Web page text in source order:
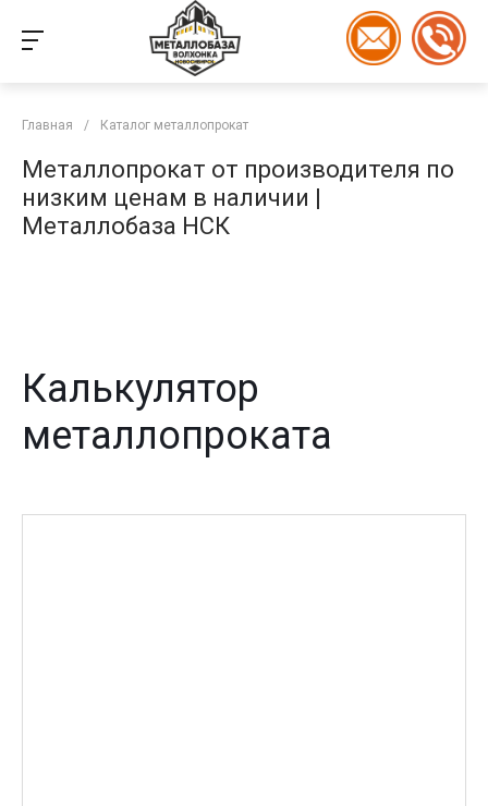
Главная / Каталог металлопрокат
Металлопрокат от производителя по
низким ценам в наличии |
Металлобаза НСК
Калькулятор
металлопроката